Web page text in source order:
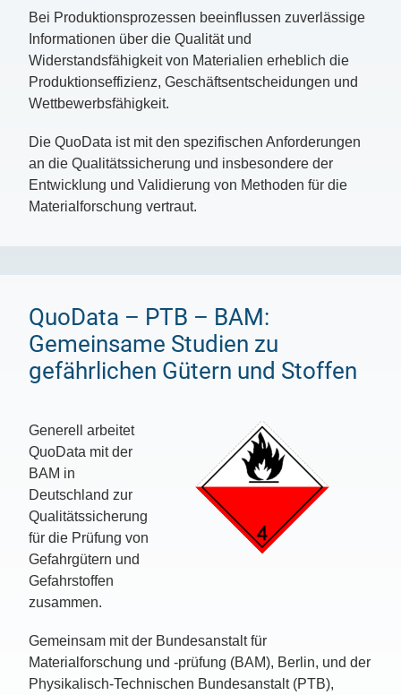
Bei Produktionsprozessen beeinflussen zuverlässige
Informationen über die Qualität und
Widerstandsfähigkeit von Materialien erheblich die
Produktionseffizienz, Geschäftsentscheidungen und
Wettbewerbsfähigkeit.
Die QuoData ist mit den spezifischen Anforderungen
an die Qualitätssicherung und insbesondere der
Entwicklung und Validierung von Methoden für die
Materialforschung vertraut.
QuoData – PTB – BAM:
Gemeinsame Studien zu
gefährlichen Gütern und Stoffen
Generell arbeitet
QuoData mit der
BAM in
Deutschland zur
Qualitätssicherung
für die Prüfung von
Gefahrgütern und
Gefahrstoffen
zusammen.
Gemeinsam mit der Bundesanstalt für
Materialforschung und -prüfung (BAM), Berlin, und der
Physikalisch-Technischen Bundesanstalt (PTB),